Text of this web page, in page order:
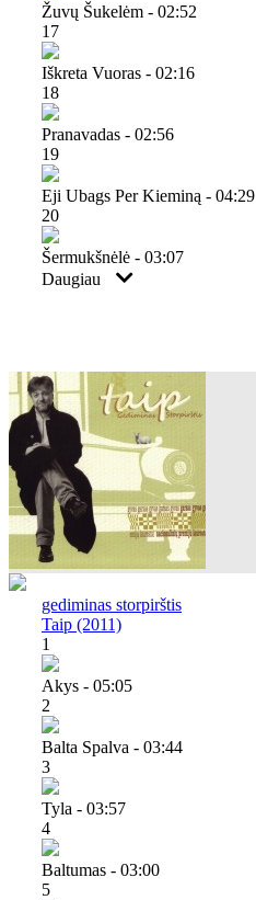
Žuvų Šukelėm - 02:52
17
Iškreta Vuoras - 02:16
18
Pranavadas - 02:56
19
Eji Ubags Per Kieminą - 04:29
20
Šermukšnėlė - 03:07
Daugiau
gediminas storpirštis
Taip (2011)
1
Akys - 05:05
2
Balta Spalva - 03:44
3
Tyla - 03:57
4
Baltumas - 03:00
5